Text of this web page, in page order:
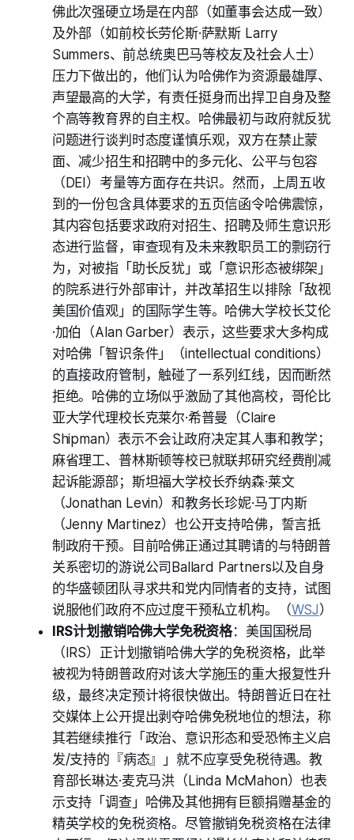
佛此次强硬立场是在内部（如董事会达成一致）
及外部（如前校长劳伦斯·萨默斯 Larry
Summers、前总统奥巴马等校友及社会人士）
压力下做出的，他们认为哈佛作为资源最雄厚、
声望最高的大学，有责任挺身而出捍卫自身及整
个高等教育界的自主权。哈佛最初与政府就反犹
问题进行谈判时态度谨慎乐观，双方在禁止蒙
面、减少招生和招聘中的多元化、公平与包容
（DEI）考量等方面存在共识。然而，上周五收
到的一份包含具体要求的五页信函令哈佛震惊，
其内容包括要求政府对招生、招聘及师生意识形
态进行监督，审查现有及未来教职员工的剽窃行
为，对被指「助长反犹」或「意识形态被绑架」
的院系进行外部审计，并改革招生以排除「敌视
美国价值观」的国际学生等。哈佛大学校长艾伦
·加伯（Alan Garber）表示，这些要求大多构成
对哈佛「智识条件」（intellectual conditions）
的直接政府管制，触碰了一系列红线，因而断然
拒绝。哈佛的立场似乎激励了其他高校，哥伦比
亚大学代理校长克莱尔·希普曼（Claire
Shipman）表示不会让政府决定其人事和教学；
麻省理工、普林斯顿等校已就联邦研究经费削减
起诉能源部；斯坦福大学校长乔纳森·莱文
（Jonathan Levin）和教务长珍妮·马丁内斯
（Jenny Martinez）也公开支持哈佛，誓言抵
制政府干预。目前哈佛正通过其聘请的与特朗普
关系密切的游说公司Ballard Partners以及自身
的华盛顿团队寻求共和党内同情者的支持，试图
说服他们政府不应过度干预私立机构。（WSJ）
IRS计划撤销哈佛大学免税资格：美国国税局
（IRS）正计划撤销哈佛大学的免税资格，此举
被视为特朗普政府对该大学施压的重大报复性升
级，最终决定预计将很快做出。特朗普近日在社
交媒体上公开提出剥夺哈佛免税地位的想法，称
其若继续推行「政治、意识形态和受恐怖主义启
发/支持的『病态』」就不应享受免税待遇。教
育部长琳达·麦克马洪（Linda McMahon）也表
示支持「调查」哈佛及其他拥有巨额捐赠基金的
精英学校的免税资格。尽管撤销免税资格在法律